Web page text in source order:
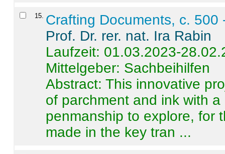
15 Crafting Documents, c. 500
Prof. Dr. rer. nat. Ira Rabin
Laufzeit: 01.03.2023-
Mittelgeber: Sachbeihilfen
Abstract:This innovative
of parchment and ink with
penmanship to explore, for
made in the key tran ...